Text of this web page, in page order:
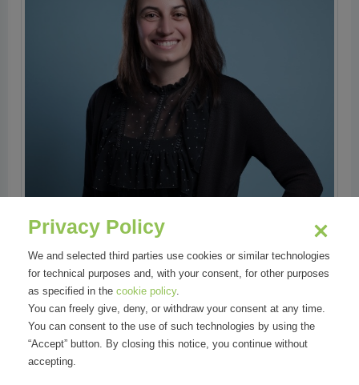
Privacy Policy
We and selected third parties use cookies or similar technologies
for technical purposes and, with your consent, for other purposes
as specified in the cookie policy.
You can freely give, deny, or withdraw your consent at any time.
You can consent to the use of such technologies by using the
“Accept” button. By closing this notice, you continue without
accepting.